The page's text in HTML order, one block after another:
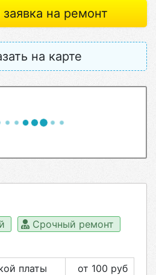
на ремонт
на карте
Срочный ремонт
платы от 100 руб